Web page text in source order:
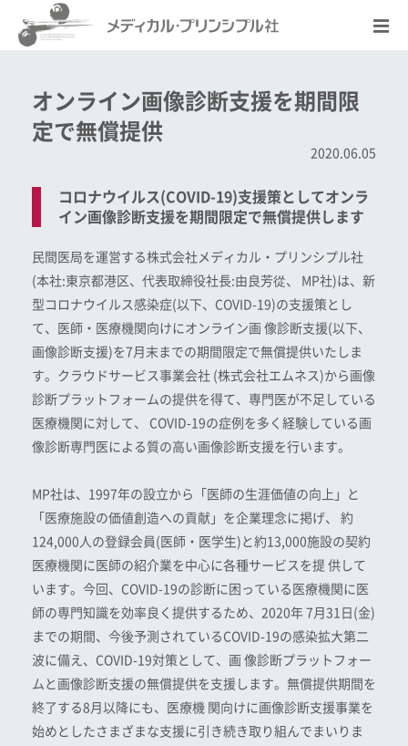
オンライン画像診断支援を期間限
定で無償提供
2020.06.05
コロナウイルス(COVID-19)支援策としてオンラ
イン画像診断支援を期間限定で無償提供します
民間医局を運営する株式会社メディカル・プリンシプル社
(本社:東京都港区、代表取締役社長:由良芳從、 MP社)は、新
型コロナウイルス感染症(以下、COVID-19)の支援策とし
て、医師・医療機関向けにオンライン画 像診断支援(以下、
画像診断支援)を7月末までの期間限定で無償提供いたしま
す。クラウドサービス事業会社 (株式会社エムネス)から画像
診断プラットフォームの提供を得て、専門医が不足している
医療機関に対して、 COVID-19の症例を多く経験している画
像診断専門医による質の高い画像診断支援を行います。
MP社は、1997年の設立から「医師の生涯価値の向上」と
「医療施設の価値創造への貢献」を企業理念に掲げ、 約
124,000人の登録会員(医師・医学生)と約13,000施設の契約
医療機関に医師の紹介業を中心に各種サービスを提 供して
います。今回、COVID-19の診断に困っている医療機関に医
師の専門知識を効率良く提供するため、2020年 7月31日(金)
までの期間、今後予測されているCOVID-19の感染拡大第二
波に備え、COVID-19対策として、画 像診断プラットフォー
ムと画像診断支援の無償提供を支援します。無償提供期間を
終了する8月以降にも、医療機 関向けに画像診断支援事業を
始めとしたさまざまな支援に引き続き取り組んでまいりま